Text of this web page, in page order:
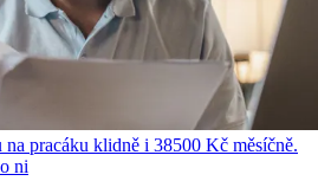
na pracáku klidně i 38500 Kč měsíčně.
ni